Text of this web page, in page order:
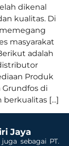
dikenal
kualitas. Di
masyarakat
adalah
Produk
di
berkualitas […]
Jaya
sebagai PT.